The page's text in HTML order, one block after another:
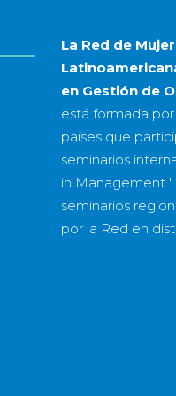
La Red de
en Gestión de
está formada por
paísesque
seminarios
in Management
seminarios
por la Red en